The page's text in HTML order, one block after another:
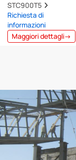
STC900T5
Richiesta di
informazioni
Maggiori dettagli→